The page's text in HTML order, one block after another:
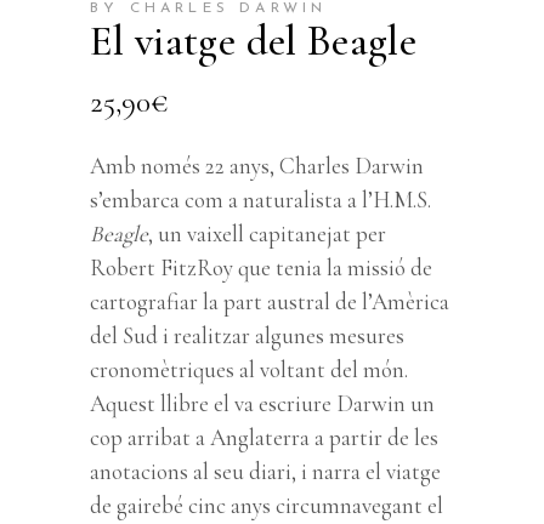
BY CHARLES DARWIN
El viatge del Beagle
25,90€
Amb només 22 anys, Charles Darwin
s’embarca com a naturalista a l’H.M.S.
Beagle, un vaixell capitanejat per
Robert FitzRoy que tenia la missió de
cartografiar la part austral de l’Amèrica
del Sud i realitzar algunes mesures
cronomètriques al voltant del món.
Aquest llibre el va escriure Darwin un
cop arribat a Anglaterra a partir de les
anotacions al seu diari, i narra el viatge
de gairebé cinc anys circumnavegant el